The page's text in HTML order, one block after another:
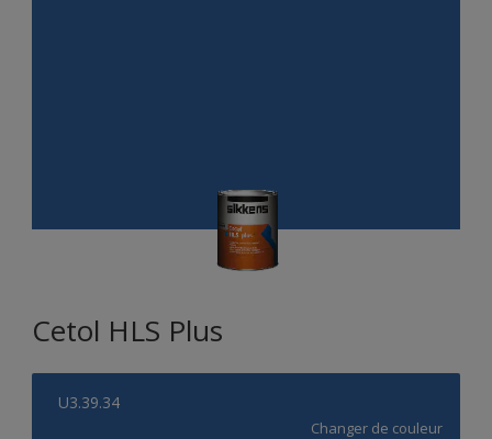
Cetol HLS Plus
U3.39.34
Changer de couleur